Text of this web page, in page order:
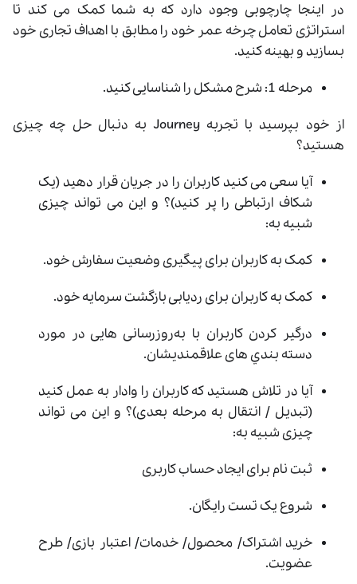
در اینجا چارچوبی وجود دارد که به شما کمک می کند تا
استراتژی تعامل چرخه عمر خود را مطابق با اهداف تجاری خود
بسازید و بهینه کنید.
مرحله 1: شرح مشکل را شناسایی کنید.
از خود بپرسید با تجربه Journey به دنبال حل چه چیزی
هستید؟
آیا سعی می کنید کاربران را در جریان قرار دهید (یک
شکاف ارتباطی را پر کنید)؟ و این می تواند چیزی
شبیه به:
کمک به کاربران برای پیگیری وضعیت سفارش خود.
کمک به کاربران برای ردیابی بازگشت سرمایه خود.
درگیر کردن کاربران با به‌روزرسانی ‌هایی در مورد
دسته‌ بندي های علاقمنديشان.
آیا در تلاش هستید که کاربران را وادار به عمل کنید
(تبدیل / انتقال به مرحله بعدی)؟ و این می تواند
چیزی شبیه به:
ثبت نام برای ایجاد حساب کاربری
شروع یک تست رایگان.
خرید اشتراک/ محصول/ خدمات/ اعتبار بازی/ طرح
عضویت.